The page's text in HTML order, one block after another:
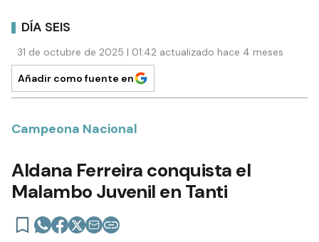
DÍA SEIS
31 de octubre de 2025 | 01:42 actualizado hace 4 meses
Añadir como fuente en
Campeona Nacional
Aldana Ferreira conquista el
Malambo Juvenil en Tanti